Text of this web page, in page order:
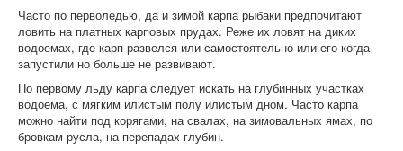
Часто по перволедью, да и зимой карпа рыбаки предпочитают
ловить на платных карповых прудах. Реже их ловят на диких
водоемах, где карп развелся или самостоятельно или его когда
запустили но больше не развивают.
По первому льду карпа следует искать на глубинных участках
водоема, с мягким илистым полу илистым дном. Часто карпа
можно найти под корягами, на свалах, на зимовальных ямах, по
бровкам русла, на перепадах глубин.